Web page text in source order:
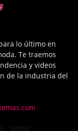
lo último en
Te traemos
y videos
de la industria del